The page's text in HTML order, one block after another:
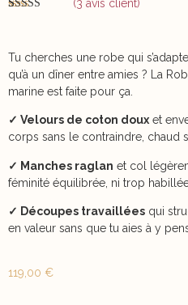
client
(3 avis client)
Tu cherches une robe qui
qu’à un dîner entre amies ? La
marine est faite pour ça.
✓ Velours de coton douxet
corps sans le contraindre, chaud
✓ Manches raglan et col
féminité équilibrée, ni trop
✓ Découpes travaillées qui
en valeur sans que tu aies à y
119,00 €